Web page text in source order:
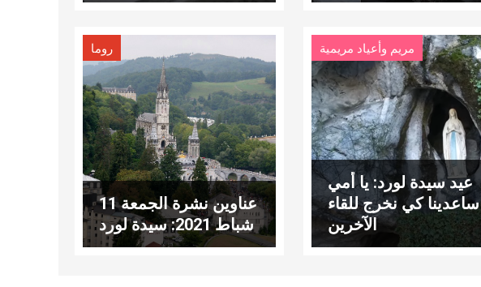
روما
عناوين نشرة الجمعة 11
شباط 2021: سيدة لورد
مريم وأعياد مريمية
عيد سيدة لورد: يا أمي
ساعدينا كي نخرج للقاء
الآخرين